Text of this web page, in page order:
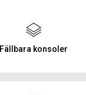
Fällbara konsoler